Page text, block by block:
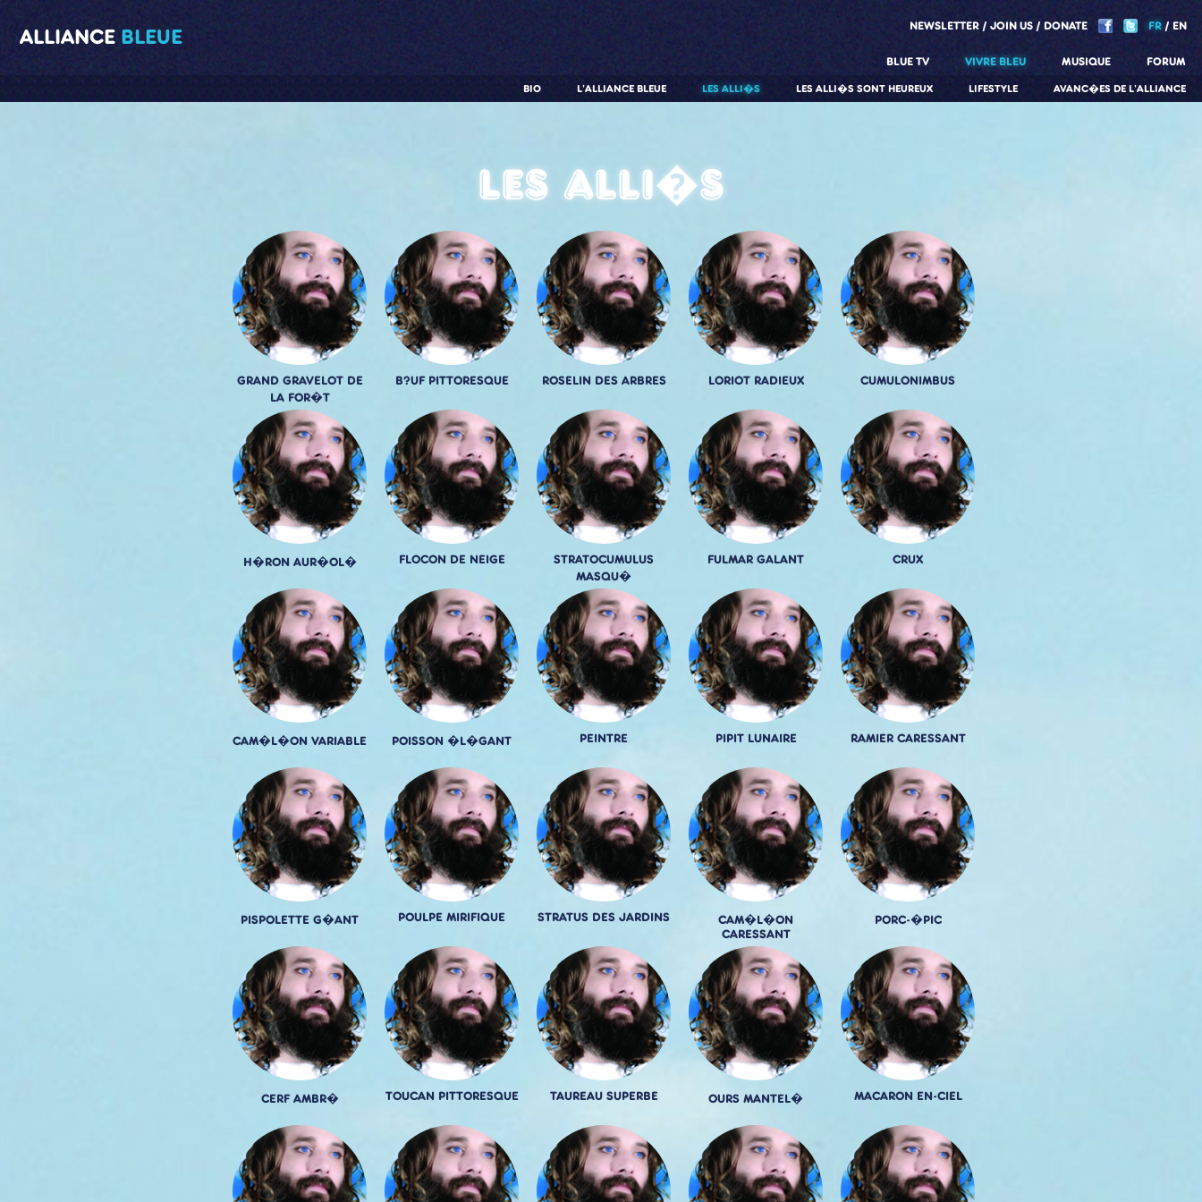
ALLIANCE BLEUE NEWSLETTER JOIN US DONATE FR EN
BLUE TV VIVRE BLEU
AVANC�ES DE L'ALLIANCE
LIFESTYLE
LES ALLI�S SONT HEUREUX
LES ALLI�S
L'ALLIANCE BLEUE
BIO
MUSIQUE FORUM
Les alli�s
GRAND GRAVELOT DE
LA FOR�T
B?UF PITTORESQUE ROSELIN DES ARBRES LORIOT RADIEUX CUMULONIMBUS
H�RON AUR�OL� FLOCON DE NEIGE
STRATOCUMULUS
MASQU�
FULMAR GALANT CRUX
CAM�L�ON VARIABLE POISSON �L�GANT PEINTRE PIPIT LUNAIRE RAMIER CARESSANT
PISPOLETTE G�ANT POULPE MIRIFIQUE STRATUS DES JARDINS
CAM�L�ON
CARESSANT
PORC-�PIC
CERF AMBR� TOUCAN PITTORESQUE TAUREAU SUPERBE OURS MANTEL� MACARON EN-CIEL